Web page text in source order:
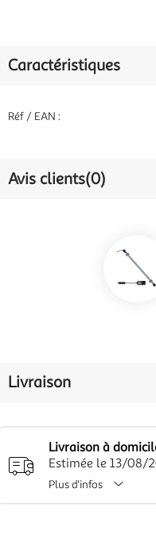
Caractéristiques
Réf / EAN :
Avis clients(0)
Livraison
Livraison à
Estimée le 13/08/
Plus d'infos